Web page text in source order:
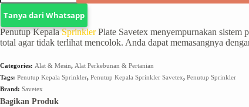
Tanya dari Whatsapp
Penutup KepalaSprinklerPlate Savetex menyempurnakan sistem
total agar tidak terlihat mencolok. Anda dapat memasangnya
Categories: Alat & Mesin, Alat Perkebunan & Pertanian
Tags: Penutup Kepala Sprinkler, Penutup Kepala Sprinkler Savetex, Penutup Sprinkler
Brand: Savetex
Bagikan Produk